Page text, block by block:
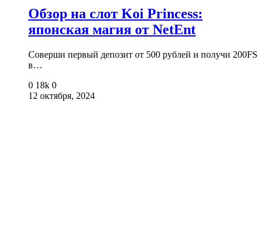
Обзор на слот Koi Princess:
японская магия от NetEnt
Соверши первый депозит от 500 рублей и получи 200FS
в…
0 18k 0
12 октября, 2024